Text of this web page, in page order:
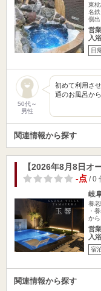
東
名
側
営
入
日
50代～
男性
初めて利用さ
通のお風呂か
関連情報から探す
【2026年8月8日オ
-点/ 0
岐
養
・
から
営
入
宿
関連情報から探す